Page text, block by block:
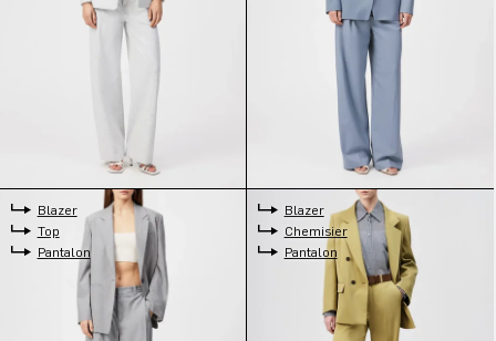
Blazer
Top
Pantalon
Blazer
Chemisier
Pantalon